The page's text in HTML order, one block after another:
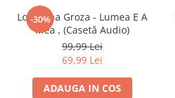
-30%
Loredana Groza - Lumea E A
Mea , (Casetă Audio)
99,99 Lei
69,99 Lei
ADAUGA IN COS